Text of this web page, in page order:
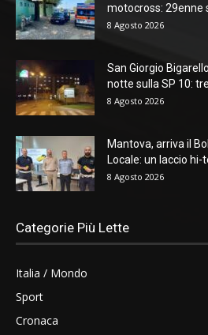
motocross: 29enne
8 Agosto 2026
San Giorgio
notte sulla SP 10:
8 Agosto 2026
Mantova, arriva il
Locale: un laccio hi-
8 Agosto 2026
Categorie Più Lette
Italia / Mondo
Sport
Cronaca